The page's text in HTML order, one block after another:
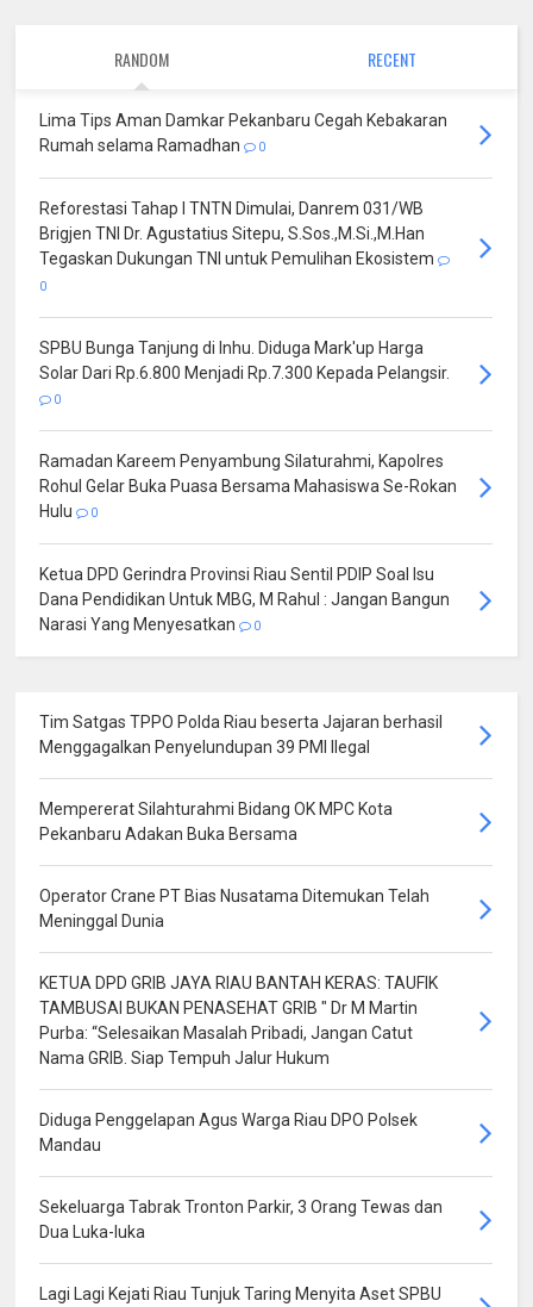
RANDOM RECENT
Lima Tips Aman Damkar Pekanbaru Cegah Kebakaran
Rumah selama Ramadhan
0
Reforestasi Tahap I TNTN Dimulai, Danrem 031/WB
Brigjen TNI Dr. Agustatius Sitepu, S.Sos.,M.Si.,M.Han
Tegaskan Dukungan TNI untuk Pemulihan Ekosistem
0
SPBU Bunga Tanjung di Inhu. Diduga Mark'up Harga
Solar Dari Rp.6.800 Menjadi Rp.7.300 Kepada Pelangsir.
0
Ramadan Kareem Penyambung Silaturahmi, Kapolres
Rohul Gelar Buka Puasa Bersama Mahasiswa Se-Rokan
Hulu
0
Ketua DPD Gerindra Provinsi Riau Sentil PDIP Soal Isu
Dana Pendidikan Untuk MBG, M Rahul : Jangan Bangun
Narasi Yang Menyesatkan
0
Tim Satgas TPPO Polda Riau beserta Jajaran berhasil
Menggagalkan Penyelundupan 39 PMI Ilegal
Mempererat Silahturahmi Bidang OK MPC Kota
Pekanbaru Adakan Buka Bersama
Operator Crane PT Bias Nusatama Ditemukan Telah
Meninggal Dunia
KETUA DPD GRIB JAYA RIAU BANTAH KERAS: TAUFIK
TAMBUSAI BUKAN PENASEHAT GRIB " Dr M Martin
Purba: “Selesaikan Masalah Pribadi, Jangan Catut
Nama GRIB. Siap Tempuh Jalur Hukum
Diduga Penggelapan Agus Warga Riau DPO Polsek
Mandau
Sekeluarga Tabrak Tronton Parkir, 3 Orang Tewas dan
Dua Luka-luka
Lagi Lagi Kejati Riau Tunjuk Taring Menyita Aset SPBU